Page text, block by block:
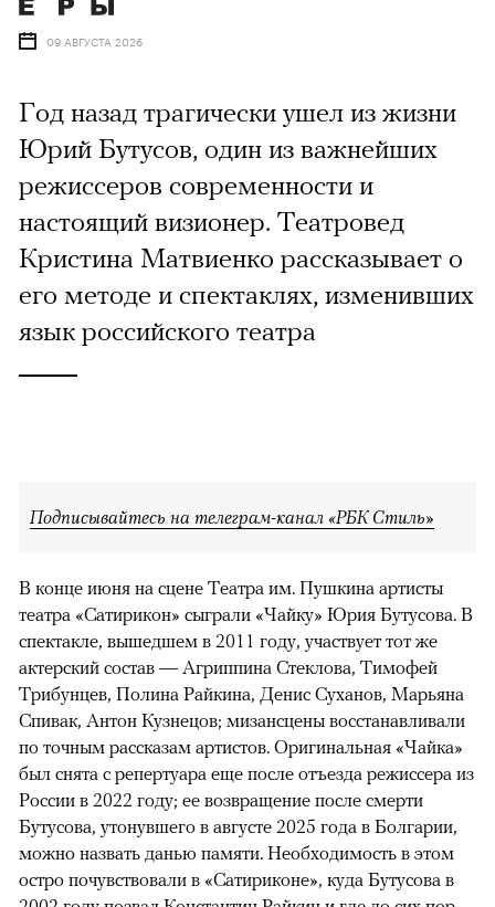
09 АВГУСТА 2026
Год назад трагически ушел из жизни
Юрий Бутусов, один из важнейших
режиссеров современности и
настоящий визионер. Театровед
Кристина Матвиенко рассказывает о
его методе и спектаклях, изменивших
язык российского театра
Подписывайтесь на телеграм-канал «РБК Стиль»
В конце июня на сцене Театра им. Пушкина артисты
театра «Сатирикон» сыграли «Чайку» Юрия Бутусова. В
спектакле, вышедшем в 2011 году, участвует тот же
актерский состав — Агриппина Стеклова, Тимофей
Трибунцев, Полина Райкина, Денис Суханов, Марьяна
Спивак, Антон Кузнецов; мизансцены восстанавливали
по точным рассказам артистов. Оригинальная «Чайка»
был снята с репертуара еще после отъезда режиссера из
России в 2022 году; ее возвращение после смерти
Бутусова, утонувшего в августе 2025 года в Болгарии,
можно назвать данью памяти. Необходимость в этом
остро почувствовали в «Сатириконе», куда Бутусова в